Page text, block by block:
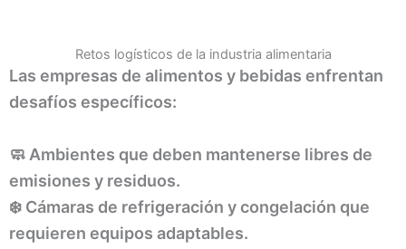
Retos logísticos de la industria alimentaria
Las empresas de alimentos y bebidas enfrentan
desafíos específicos:
🧼 Ambientes que deben mantenerse libres de
emisiones y residuos.
❄️ Cámaras de refrigeración y congelación que
requieren equipos adaptables.